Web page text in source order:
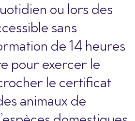
ou lors des
sans
de 14 heures
pour exercer le
le certificat
animaux de